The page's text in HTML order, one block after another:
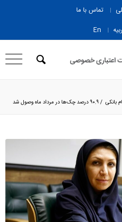
تماس با ما
En
بانکی /۹۰.۹ درصد چک‌ها در مرداد ماه وصول شد